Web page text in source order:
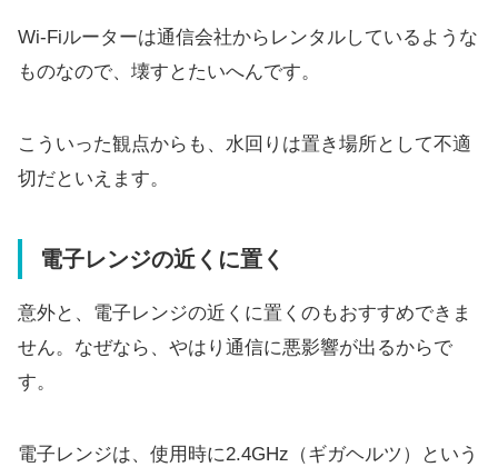
Wi-Fiルーターは通信会社からレンタルしているような
ものなので、壊すとたいへんです。
こういった観点からも、水回りは置き場所として不適
切だといえます。
電子レンジの近くに置く
意外と、電子レンジの近くに置くのもおすすめできま
せん。なぜなら、やはり通信に悪影響が出るからで
す。
電子レンジは、使用時に2.4GHz（ギガヘルツ）という